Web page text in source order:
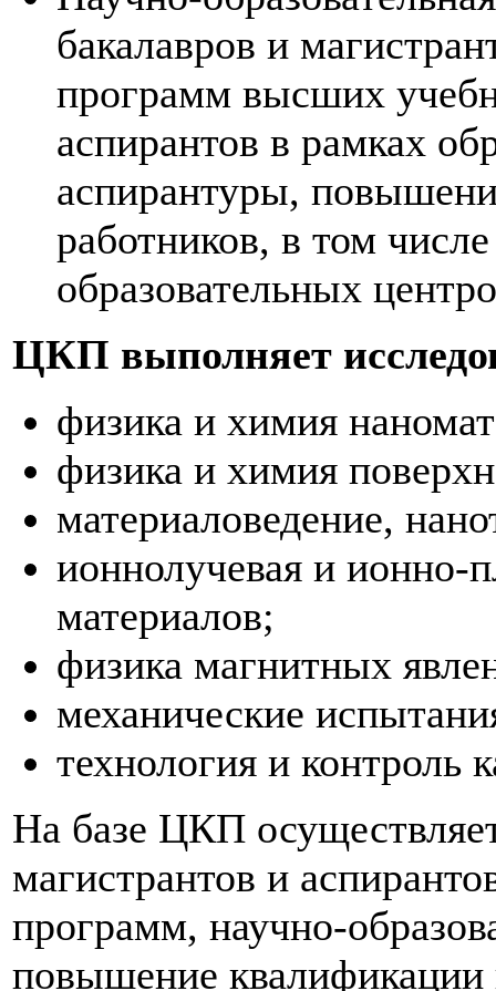
бакалавров и
программ высших
аспирантов в рамках
аспирантуры,
работников, в том
образовательных
ЦКП выполняет
физика и химия
физика и химия
материаловедение,
ионнолучевая и ионно-
материалов;
физика магнитных
механические
технология и контроль
На базе ЦКП
магистрантов и
программ, научно-
повышение